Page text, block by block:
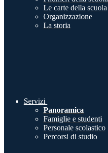
Le carte della scuola
Organizzazione
La storia
Servizi
Panoramica
Famiglie e studenti
Personale scolastico
Percorsi di studio